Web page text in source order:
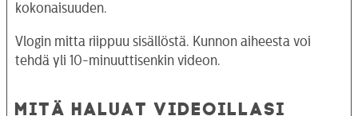
kokonaisuuden.
Vlogin mitta riippuu sisällöstä. Kunnon aiheesta voi
tehdä yli 10-minuuttisenkin videon.
MITÄ HALUAT VIDEOILLASI